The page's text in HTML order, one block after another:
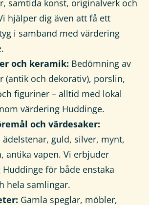
samtida konst, originalverk och
hjälper dig även att få ett
i samband med värdering
och keramik: Bedömning av
(antik och dekorativ), porslin,
figuriner – alltid med lokal
värdering Huddinge.
och värdesaker:
ädelstenar, guld, silver, mynt,
antika vapen. Vi erbjuder
för både enstaka
hela samlingar.
Gamla speglar, möbler,